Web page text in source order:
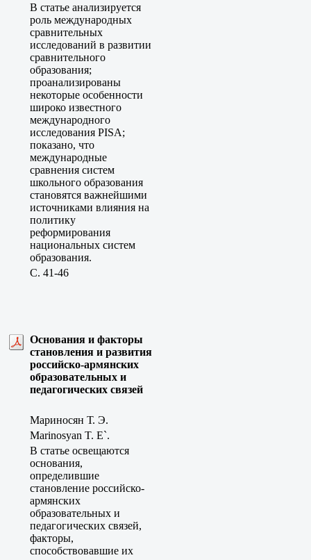
В статье анализируется
роль международных
сравнительных
исследований в развитии
сравнительного
образования;
проанализированы
некоторые особенности
широко известного
международного
исследования PISA;
показано, что
международные
сравнения систем
школьного образования
становятся важнейшими
источниками влияния на
политику
реформирования
национальных систем
образования.
C. 41-46
Основания и факторы
становления и развития
российско-армянских
образовательных и
педагогических связей
Мариносян Т. Э.
Marinosyan T. E`.
В статье освещаются
основания,
определившие
становление российско-
армянских
образовательных и
педагогических связей,
факторы,
способствовавшие их